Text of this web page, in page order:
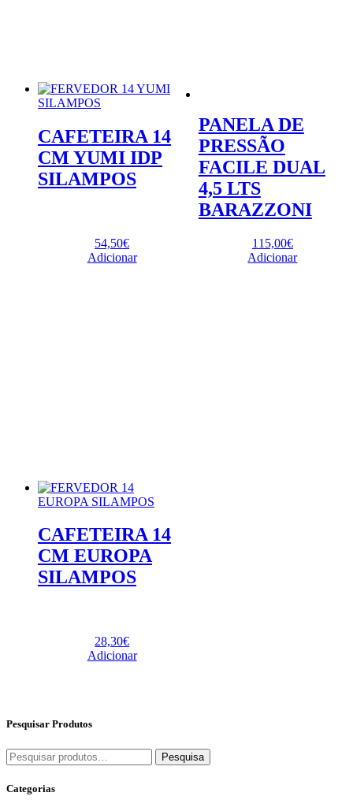
CAFETEIRA 14
CM YUMI IDP
SILAMPOS
54,50€
Adicionar
PANELA DE
PRESSÃO
FACILE DUAL
4,5 LTS
BARAZZONI
115,00€
Adicionar
CAFETEIRA 14
CM EUROPA
SILAMPOS
28,30€
Adicionar
Pesquisar Produtos
Pesquisar
por:
Pesquisa
Categorias